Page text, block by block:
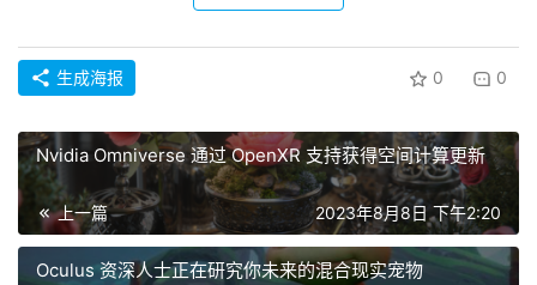
生成海报 0 0
Nvidia Omniverse 通过 OpenXR 支持获得空间计算更新
上一篇 2023年8月8日 下午2:20
Oculus 资深人士正在研究你未来的混合现实宠物